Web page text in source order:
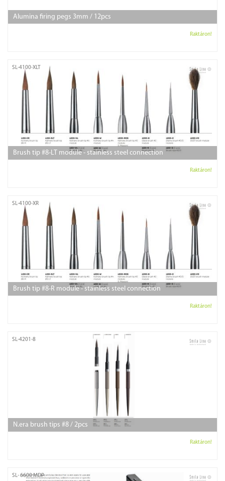
Alumina firing pegs 3mm / 12pcs
Raktáron!
SL-4100-XLT
Brush tip #8-LT module - stainless steel connection
Raktáron!
SL-4100-XR
Brush tip #8-R module - stainless steel connection
Raktáron!
SL-4201-8
N.era brush tips #8 / 2pcs
Raktáron!
SL- 6600 MDP